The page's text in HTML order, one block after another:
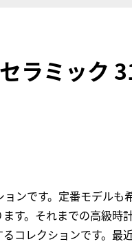
ラミック
ンです。定番モデル
す。それまでの高級
コレクションです。